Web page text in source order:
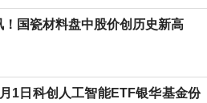
！国瓷材料盘中股价创历史新高
1日科创人工智能ETF银华基金份